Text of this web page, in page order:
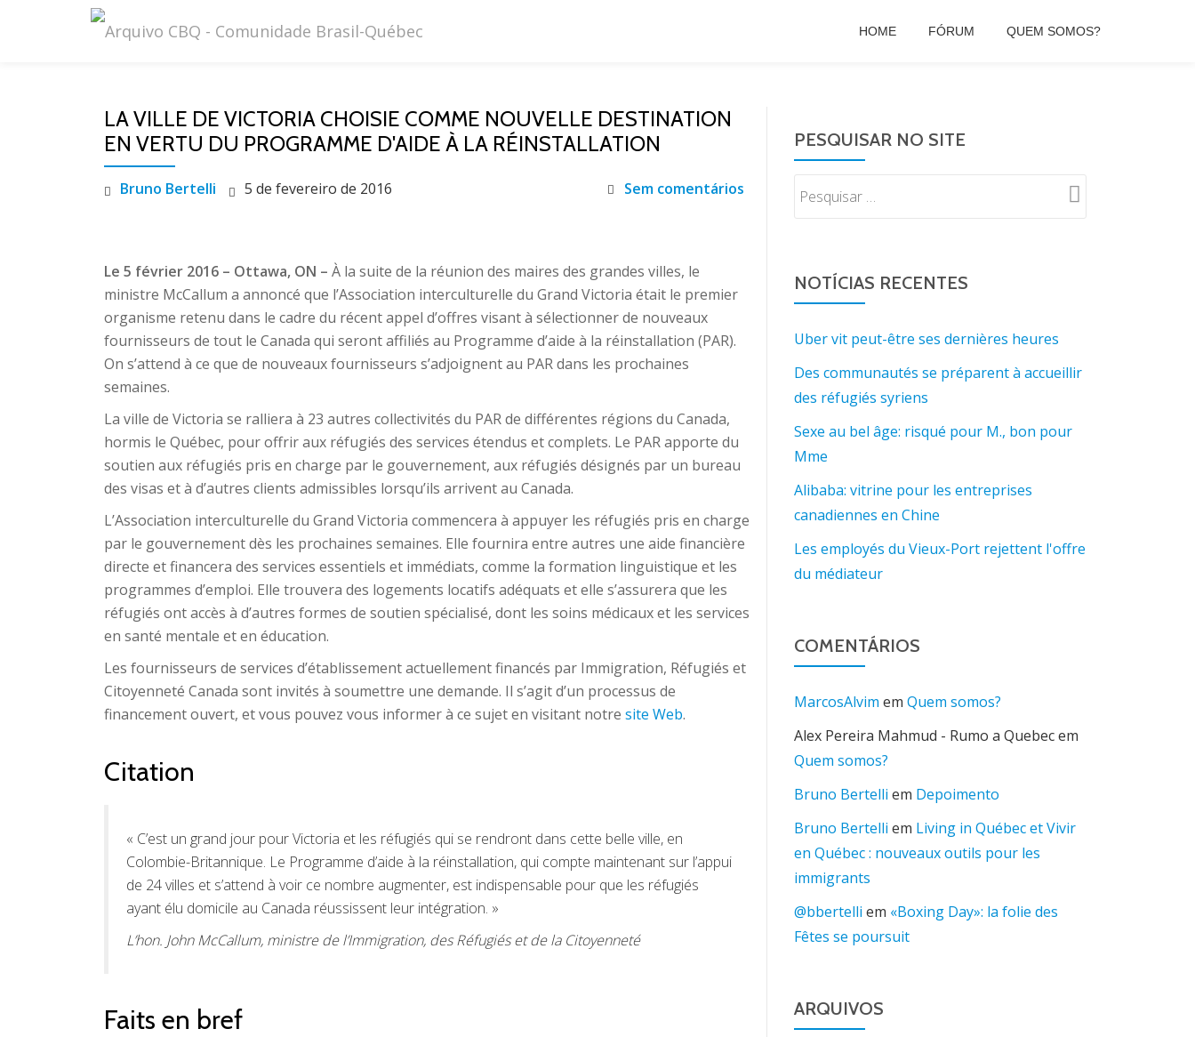
HOME FÓRUM QUEM SOMOS?
LA VILLE DE VICTORIA CHOISIE COMME NOUVELLE DESTINATION
EN VERTU DU PROGRAMME D'AIDE À LA RÉINSTALLATION
Bruno Bertelli 5 de fevereiro de 2016 Sem comentários
Le 5 février 2016 – Ottawa, ON – À la suite de la réunion des maires des grandes villes, le
ministre McCallum a annoncé que l’Association interculturelle du Grand Victoria était le premier
organisme retenu dans le cadre du récent appel d’offres visant à sélectionner de nouveaux
fournisseurs de tout le Canada qui seront affiliés au Programme d’aide à la réinstallation (PAR).
On s’attend à ce que de nouveaux fournisseurs s’adjoignent au PAR dans les prochaines
semaines.
La ville de Victoria se ralliera à 23 autres collectivités du PAR de différentes régions du Canada,
hormis le Québec, pour offrir aux réfugiés des services étendus et complets. Le PAR apporte du
soutien aux réfugiés pris en charge par le gouvernement, aux réfugiés désignés par un bureau
des visas et à d’autres clients admissibles lorsqu’ils arrivent au Canada.
L’Association interculturelle du Grand Victoria commencera à appuyer les réfugiés pris en charge
par le gouvernement dès les prochaines semaines. Elle fournira entre autres une aide financière
directe et financera des services essentiels et immédiats, comme la formation linguistique et les
programmes d’emploi. Elle trouvera des logements locatifs adéquats et elle s’assurera que les
réfugiés ont accès à d’autres formes de soutien spécialisé, dont les soins médicaux et les services
en santé mentale et en éducation.
Les fournisseurs de services d’établissement actuellement financés par Immigration, Réfugiés et
Citoyenneté Canada sont invités à soumettre une demande. Il s’agit d’un processus de
financement ouvert, et vous pouvez vous informer à ce sujet en visitant notre site Web.
Citation
« C’est un grand jour pour Victoria et les réfugiés qui se rendront dans cette belle ville, en
Colombie-Britannique. Le Programme d’aide à la réinstallation, qui compte maintenant sur l’appui
de 24 villes et s’attend à voir ce nombre augmenter, est indispensable pour que les réfugiés
ayant élu domicile au Canada réussissent leur intégration. »
L’hon. John McCallum, ministre de l’Immigration, des Réfugiés et de la Citoyenneté
Faits en bref
PESQUISAR NO SITE
NOTÍCIAS RECENTES
Uber vit peut-être ses dernières heures
Des communautés se préparent à accueillir
des réfugiés syriens
Sexe au bel âge: risqué pour M., bon pour
Mme
Alibaba: vitrine pour les entreprises
canadiennes en Chine
Les employés du Vieux-Port rejettent l'offre
du médiateur
COMENTÁRIOS
MarcosAlvim em Quem somos?
Alex Pereira Mahmud - Rumo a Quebecem
Quem somos?
Bruno Bertelli em Depoimento
Bruno Bertelli em Living in Québec et Vivir
en Québec : nouveaux outils pour les
immigrants
@bbertelli em «Boxing Day»: la folie des
Fêtes se poursuit
ARQUIVOS